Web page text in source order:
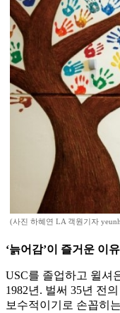
(사진 하혜연 LA 객원기자
‘늙어감’이 즐거운 이유
USC를 졸업하고 윌셔
1982년. 벌써 35년 전
보수적이기로 손꼽히